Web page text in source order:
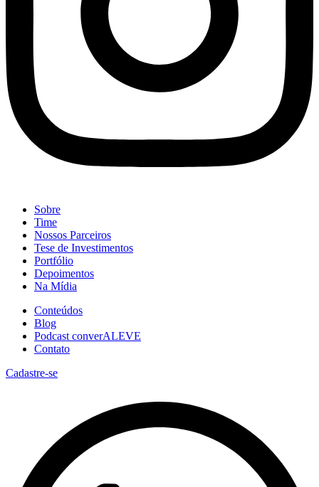
Sobre
Time
Nossos Parceiros
Tese de Investimentos
Portfólio
Depoimentos
Na Mídia
Conteúdos
Blog
Podcast converALEVE
Contato
Cadastre-se